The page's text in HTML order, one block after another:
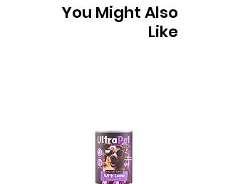
You Might Also
Like